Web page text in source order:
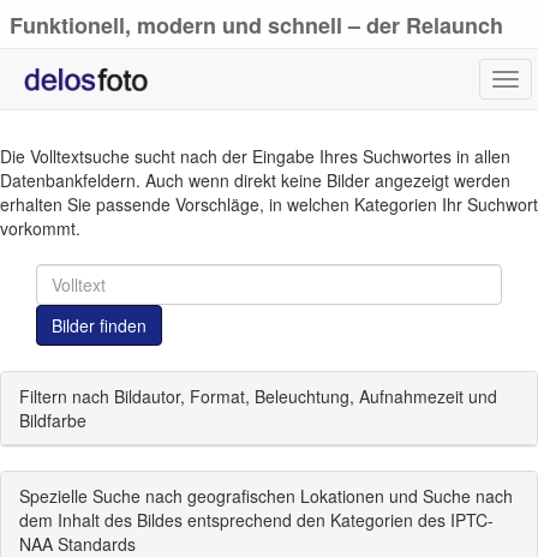
Funktionell, modern und schnell – der Relaunch
Die Volltextsuche sucht nach der Eingabe Ihres Suchwortes in allen
Datenbankfeldern. Auch wenn direkt keine Bilder angezeigt werden
erhalten Sie passende Vorschläge, in welchen Kategorien Ihr Suchwort
vorkommt.
Bilder finden
Filtern nach Bildautor, Format, Beleuchtung, Aufnahmezeit und
Bildfarbe
Spezielle Suche nach geografischen Lokationen und Suche nach
dem Inhalt des Bildes entsprechend den Kategorien des IPTC-
NAA Standards